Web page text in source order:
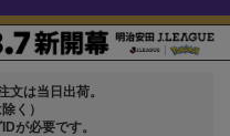
文は当日出荷。
く）
が必要です。